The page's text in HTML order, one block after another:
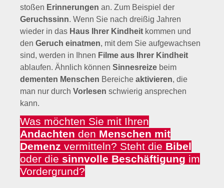
stoßen Erinnerungen an. Zum Beispiel der
Geruchssinn. Wenn Sie nach dreißig Jahren
wieder in das Haus Ihrer Kindheit kommen und
den Geruch einatmen, mit dem Sie aufgewachsen
sind, werden in Ihnen Filme aus Ihrer Kindheit
ablaufen. Ähnlich können Sinnesreize beim
dementen Menschen Bereiche aktivieren, die
man nur durch Vorlesen schwierig ansprechen
kann.
Was möchten Sie mit Ihren
Andachten den Menschen mit
Demenz vermitteln? Steht die Bibel
oder die sinnvolle Beschäftigung im
Vordergrund?